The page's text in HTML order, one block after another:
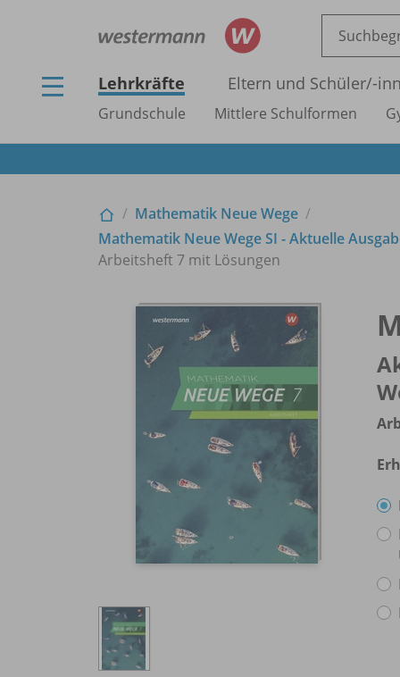
Lehrkräfte Eltern und Schüler/-
Grundschule Mittlere Schulformen
Mathematik Neue Wege
Mathematik Neue Wege SI - Aktuelle
Arbeitsheft 7 mit Lösungen